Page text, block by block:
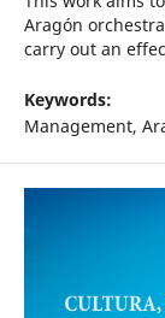
Aragón
carry out an
Keywords:
Management,